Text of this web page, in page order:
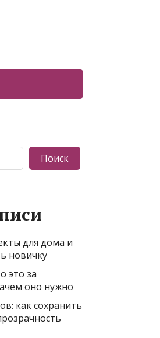
Поиск
для дома и
новичку
это за
оно нужно
как сохранить